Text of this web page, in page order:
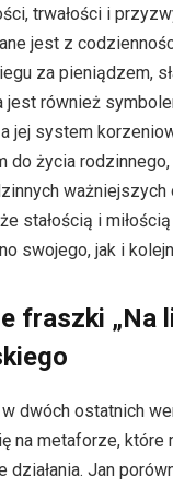
trwałości i
jest z
za pieniądzem,
jest również
jej system
do życia rodzinnego,
ważniejszych
stałością i
swojego, jak i
fraszki „Na
dwóch ostatnich
na metaforze, które
Jan